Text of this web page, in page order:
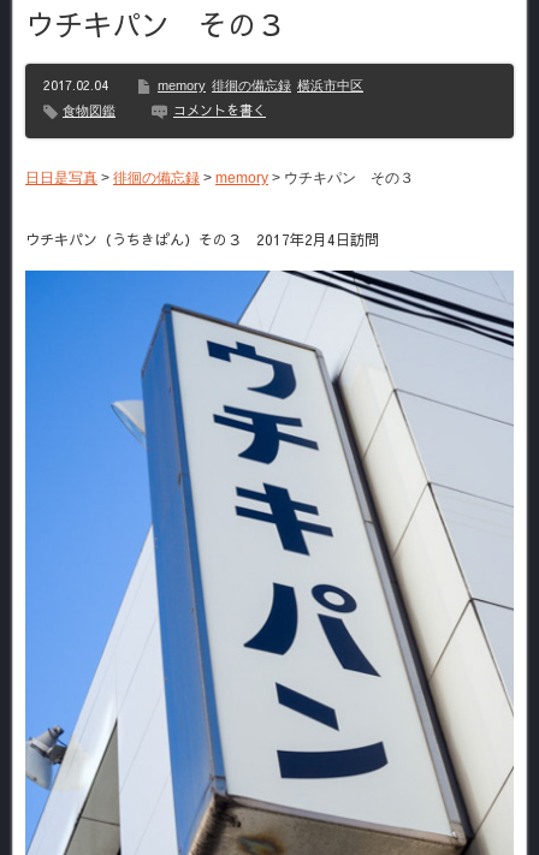
ウチキパン その３
2017.02.04 memory 徘徊の備忘録 横浜市中区
食物図鑑
コメントを書く
日日是写真 > 徘徊の備忘録 > memory > ウチキパン その３
ウチキパン（うちきぱん）その３ 2017年2月4日訪問